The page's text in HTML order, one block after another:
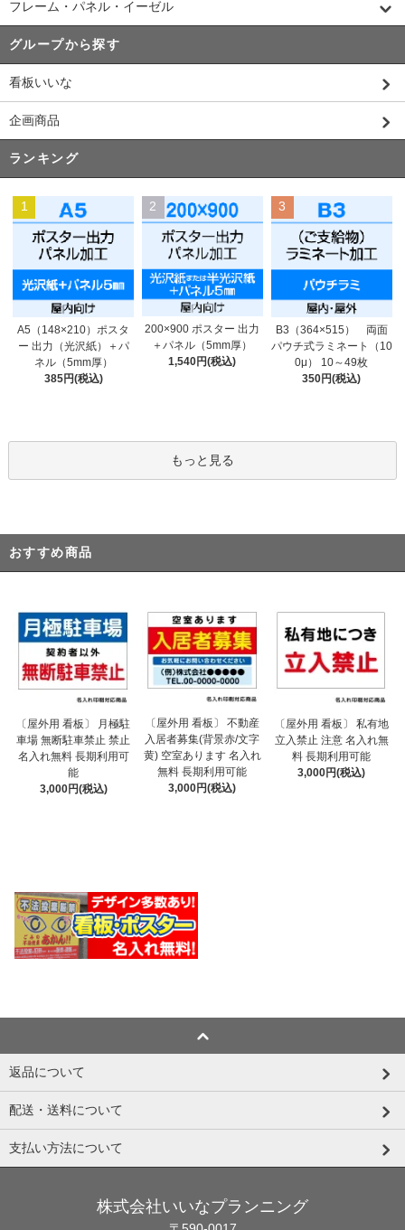
フレーム・パネル・イーゼル
グループから探す
看板いいな
企画商品
ランキング
1
A5（148×210）ポスタ
ー 出力（光沢紙）＋パ
ネル（5mm厚）
385円(税込)
2
200×900 ポスター 出力
＋パネル（5mm厚）
1,540円(税込)
3
B3（364×515） 両面
パウチ式ラミネート（10
0μ） 10～49枚
350円(税込)
もっと見る
おすすめ商品
〔屋外用 看板〕 月極駐
車場 無断駐車禁止 禁止
名入れ無料 長期利用可
能
3,000円(税込)
〔屋外用 看板〕 不動産
入居者募集(背景赤/文字
黄) 空室あります 名入れ
無料 長期利用可能
3,000円(税込)
〔屋外用 看板〕 私有地
立入禁止 注意 名入れ無
料 長期利用可能
3,000円(税込)
返品について
配送・送料について
支払い方法について
株式会社いいなプランニング